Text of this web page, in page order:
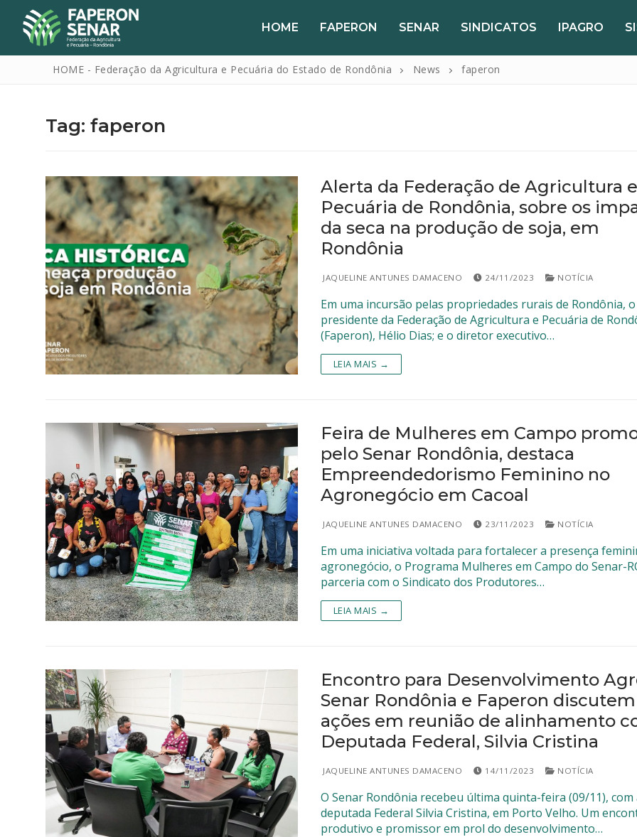
HOME FAPERON SENAR SINDICATOS IPAGRO
HOME
FAPERON
SENAR
SINDICATOS
IPAGRO
SISTEMAS
Chamados TI
Lgpd
Gerador Senha
Solicitações LGPD
HOME - Federação da Agricultura e Pecuária do Estado de Rondônia News faperon
Tag: faperon
Alerta da Federação de Agricultura e
Pecuária de Rondônia, sobre os
da seca na produção de soja, em
Rondônia
JAQUELINE ANTUNES DAMACENO 24/11/2023 NOTÍCIA
Em uma incursão pelas propriedades rurais de Rondônia, o
presidente da Federação de Agricultura e Pecuária de
(Faperon), Hélio Dias; e o diretor executivo…
LEIA MAIS →
Feira de Mulheres em Campo
pelo Senar Rondônia, destaca
Empreendedorismo Feminino no
Agronegócio em Cacoal
JAQUELINE ANTUNES DAMACENO 23/11/2023 NOTÍCIA
Em uma iniciativa voltada para fortalecer a presença
agronegócio, o Programa Mulheres em Campo do Senar-
parceria com o Sindicato dos Produtores…
LEIA MAIS →
Encontro para Desenvolvimento
Senar Rondônia e Faperon discutem
ações em reunião de alinhamento
Deputada Federal, Silvia Cristina
JAQUELINE ANTUNES DAMACENO 14/11/2023 NOTÍCIA
O Senar Rondônia recebeu última quinta-feira (09/11), com
deputada Federal Silvia Cristina, em Porto Velho. Um
produtivo e promissor em prol do desenvolvimento…